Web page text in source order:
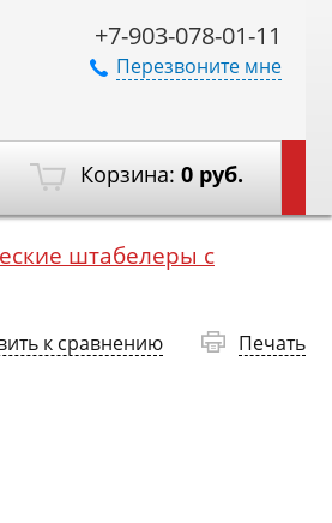
+7-903-078-01-11
Перезвоните мне
Корзина: 0 руб.
штабелеры с
к сравнению Печать